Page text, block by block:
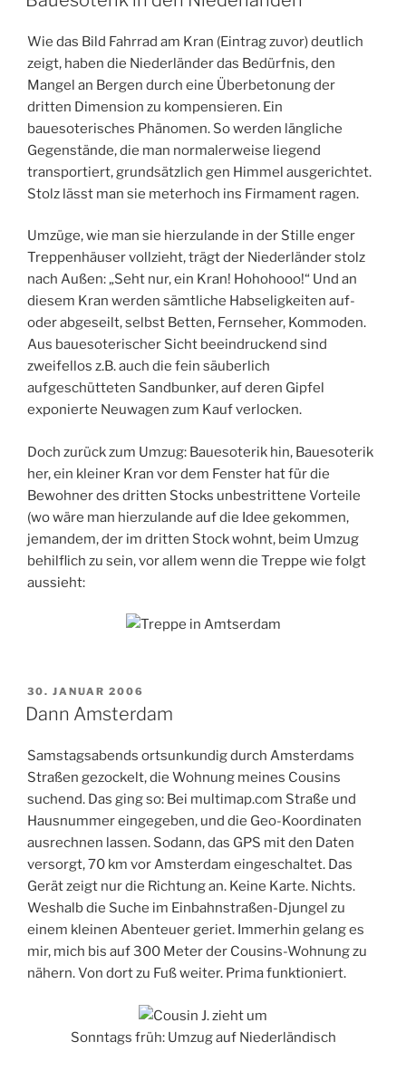
Wie das Bild Fahrrad am Kran (Eintrag zuvor) deutlich
zeigt, haben die Niederländer das Bedürfnis, den
Mangel an Bergen durch eine Überbetonung der
dritten Dimension zu kompensieren. Ein
bauesoterisches Phänomen. So werden längliche
Gegenstände, die man normalerweise liegend
transportiert, grundsätzlich gen Himmel ausgerichtet.
Stolz lässt man sie meterhoch ins Firmament ragen.
Umzüge, wie man sie hierzulande in der Stille enger
Treppenhäuser vollzieht, trägt der Niederländer stolz
nach Außen: „Seht nur, ein Kran! Hohohooo!“ Und an
diesem Kran werden sämtliche Habseligkeiten auf-
oder abgeseilt, selbst Betten, Fernseher, Kommoden.
Aus bauesoterischer Sicht beeindruckend sind
zweifellos z.B. auch die fein säuberlich
aufgeschütteten Sandbunker, auf deren Gipfel
exponierte Neuwagen zum Kauf verlocken.
Doch zurück zum Umzug: Bauesoterik hin, Bauesoterik
her, ein kleiner Kran vor dem Fenster hat für die
Bewohner des dritten Stocks unbestrittene Vorteile
(wo wäre man hierzulande auf die Idee gekommen,
jemandem, der im dritten Stock wohnt, beim Umzug
behilflich zu sein, vor allem wenn die Treppe wie folgt
aussieht:
VERÖFFENTLICHT
AM
30. JANUAR 2006
Dann Amsterdam
Samstagsabends ortsunkundig durch Amsterdams
Straßen gezockelt, die Wohnung meines Cousins
suchend. Das ging so: Bei multimap.com Straße und
Hausnummer eingegeben, und die Geo-Koordinaten
ausrechnen lassen. Sodann, das GPS mit den Daten
versorgt, 70 km vor Amsterdam eingeschaltet. Das
Gerät zeigt nur die Richtung an. Keine Karte. Nichts.
Weshalb die Suche im Einbahnstraßen-Djungel zu
einem kleinen Abenteuer geriet. Immerhin gelang es
mir, mich bis auf 300 Meter der Cousins-Wohnung zu
nähern. Von dort zu Fuß weiter. Prima funktioniert.
Sonntags früh: Umzug auf Niederländisch